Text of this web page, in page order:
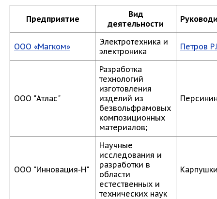
Предприятие
Вид
деятельности
ООО «Магком»
Электротехника и
электроника
Петров
ООО "Атлас"
Разработка
технологий
изготовления
изделий из
безвольфрамовых
композиционных
материалов;
ООО "Инновация-Н"
Научные
исследования и
разработки в
области
естественных и
технических наук